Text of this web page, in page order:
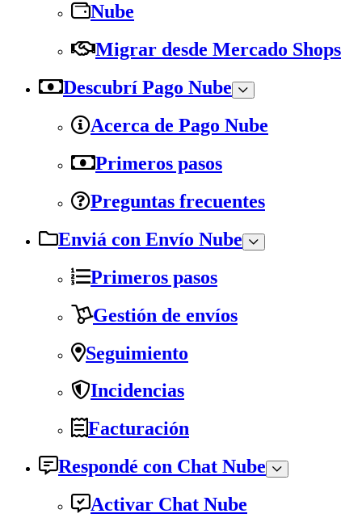
Nube
Migrar desde Mercado Shops
Descubrí Pago Nube
Acerca de Pago Nube
Primeros pasos
Preguntas frecuentes
Enviá con Envío Nube
Primeros pasos
Gestión de envíos
Seguimiento
Incidencias
Facturación
Respondé con Chat Nube
Activar Chat Nube